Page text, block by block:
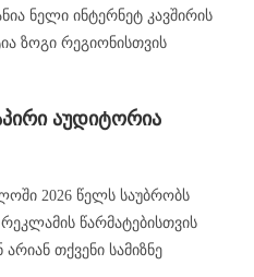
ნელი ინტერნეტ კავშირის
ზოგი რეგიონისთვის
აუდიტორია
2026 წელს საუბრობს
წარმატებისთვის
თქვენი სამიზნე